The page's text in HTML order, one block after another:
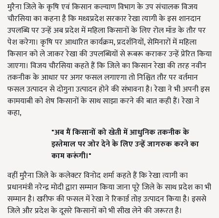
मुरैना जिले के कृषि एवं किसान कल्याण विभाग के उप संचालक विजय
चौरसिया का कहना है कि मध्यप्रदेश सरकार रेखा त्यागी के इस शानदान
उपलब्धि पर उन्हें अब प्रदेश में महिला किसानों के लिए रोल मॉड के तौर पर
पेश करेगा। कृषि पर आधारित कार्यक्रम, प्रदर्शनियों, सेमिनारों में महिला
किसान को ले जाकर रेखा की उपलब्धियों से रूबरू कराकर उन्हें प्रेरित किया
जाएगा। विजय चौरसिया कहते हैं कि जिले का किसान रेखा की तरह नवीन
तकनीक के आधार पर अगर फसल लगाएगा तो निश्चित तौर पर वर्तमान
फसल उत्पादन से दोगुना उत्पादन होने की संभावना है। रेखा ने भी अपनी इस
कामयाबी को शेष किसानों के साथ साझा करने की बात कही हैं। रेखा ने
कहा,
"अब मैं किसानों को खेती में आधुनिक तकनीक के
इस्तेमाल पर जोर देने के लिए उन्हें जागरुक करने का
काम करूंगी।"
वहीं मुरैना जिले के कलेक्टर विनोद शर्मा कहते हैं कि रेखा त्यागी का
प्रधानमंत्री नरेन्द्र मोदी द्वारा सम्मान किया जाना पूरे जिले के साथ प्रदेश का भी
सम्मान है। खरीफ की फसल में रेखा ने रिकार्ड तोड़ उत्पादन किया है। इससे
जिले और प्रदेश के दूसरे किसानों को भी सीख लेने की जरूरत है।